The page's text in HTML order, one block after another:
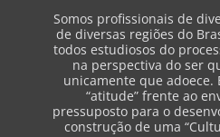
Somos profissionais de
de diversas regiões do
todos estudiosos do
na perspectiva do ser
unicamente que adoece.
“atitude” frente ao
pressuposto para o
construção de uma